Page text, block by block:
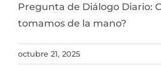
Pregunta de Diálogo Diario:
tomamos de la mano?
octubre 21, 2025